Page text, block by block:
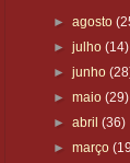
►agosto
►julho(14)
►junho
►maio(29)
►abril(36)
►março